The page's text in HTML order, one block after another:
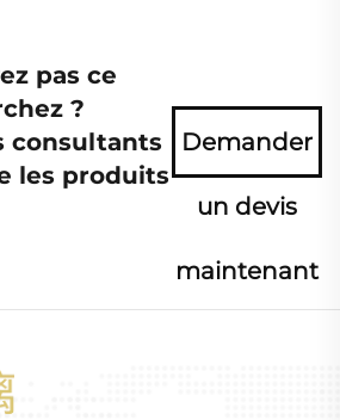
pas ce
?
consultants
les produits
Demander
un devis
maintenant